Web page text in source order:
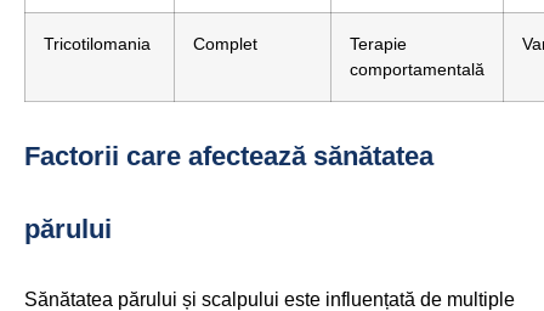
Tricotilomania Complet
Terapie
comportamentală
Factorii care afectează sănătatea
părului
Sănătatea părului și scalpului este influențată de multiple